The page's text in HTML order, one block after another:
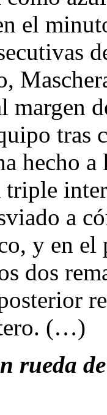
el
margen
tras
hecho a
triple
a
y en
dos
(…)
rueda